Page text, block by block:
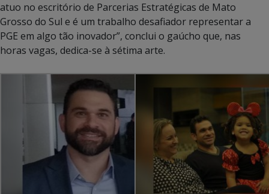
atuo no escritório de Parcerias Estratégicas de Mato
Grosso do Sul e é um trabalho desafiador representar a
PGE em algo tão inovador”, conclui o gaúcho que, nas
horas vagas, dedica-se à sétima arte.